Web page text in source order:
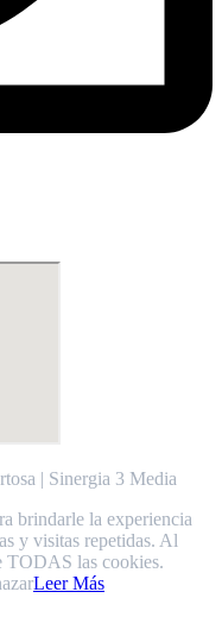
| Sinergia 3 Media
brindarle la experiencia
y visitas repetidas. Al
TODAS las cookies.
Leer Más